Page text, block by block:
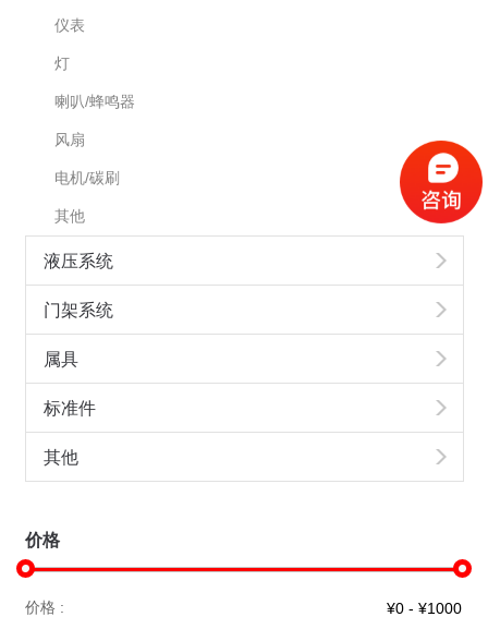
仪表
灯
喇叭/蜂鸣器
风扇
电机/碳刷
其他
液压系统
门架系统
属具
标准件
其他
价格
价格 :